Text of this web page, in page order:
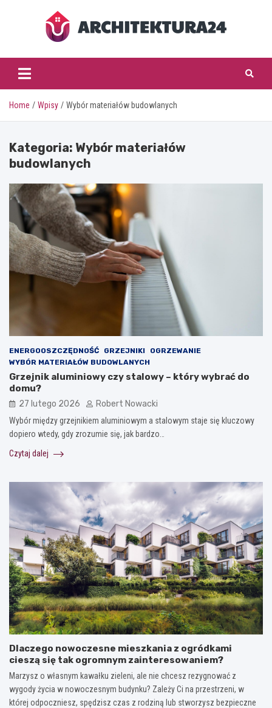
architektura24.pl
Home Wpisy Wybór materiałów budowlanych
Kategoria: Wybór materiałów
budowlanych
ENERGOOSZCZĘDNOŚĆ GRZEJNIKI
OGRZEWANIE
WYBÓR MATERIAŁÓW BUDOWLANYCH
Grzejnik aluminiowy czy stalowy – który wybrać do
domu?
27 lutego 2026 Robert Nowacki
Wybór między grzejnikiem aluminiowym a stalowym staje się kluczowy
dopiero wtedy, gdy zrozumie się, jak bardzo…
Czytaj dalej
Dlaczego nowoczesne mieszkania z ogródkami
cieszą się tak ogromnym zainteresowaniem?
Marzysz o własnym kawałku zieleni, ale nie chcesz rezygnować z
wygody życia w nowoczesnym budynku? Zależy Ci na przestrzeni, w
której odpoczniesz, spędzisz czas z rodziną lub stworzysz bezpieczne